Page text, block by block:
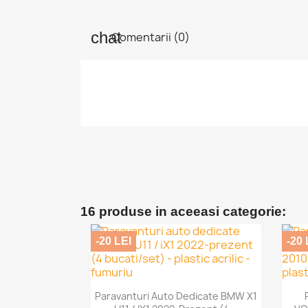
Comentarii (0)
16 produse in aceeasi categorie:
 Vizualizare rapida
Paravanturi Auto Dedicate BMW X1
-20 LEI -20